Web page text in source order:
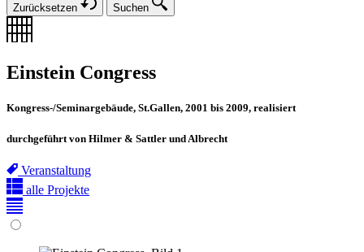
Zurücksetzen Suchen
Einstein Congress
Kongress-/Seminargebäude, St.Gallen, 2001 bis 2009, realisiert
durchgeführt von Hilmer & Sattler und Albrecht
Veranstaltung
alle Projekte